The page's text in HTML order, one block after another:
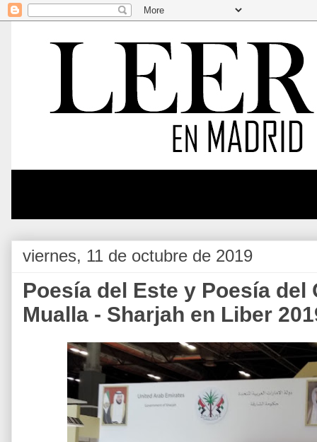
viernes, 11 de octubre de 2019
Poesía del Este y Poesía del
Mualla - Sharjah en Liber